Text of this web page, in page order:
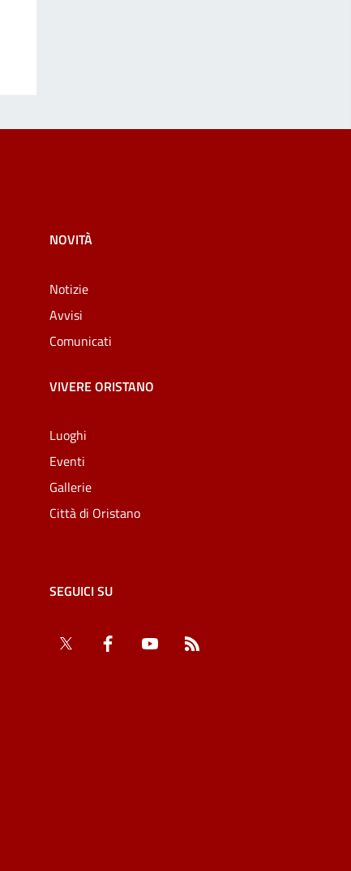
NOVITÀ
Notizie
Avvisi
Comunicati
VIVERE ORISTANO
Luoghi
Eventi
Gallerie
Città di Oristano
SEGUICI SU
Twitter Facebook YouTube